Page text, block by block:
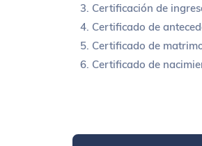
Certificación de
Certificado de
Certificado de
Certificado de